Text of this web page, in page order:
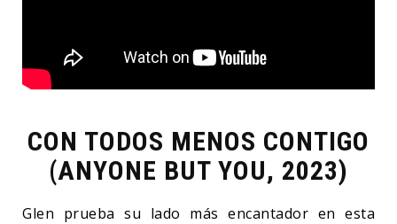
CON TODOS MENOS CONTIGO
(ANYONE BUT YOU, 2023)
Glen prueba su lado más encantador en esta